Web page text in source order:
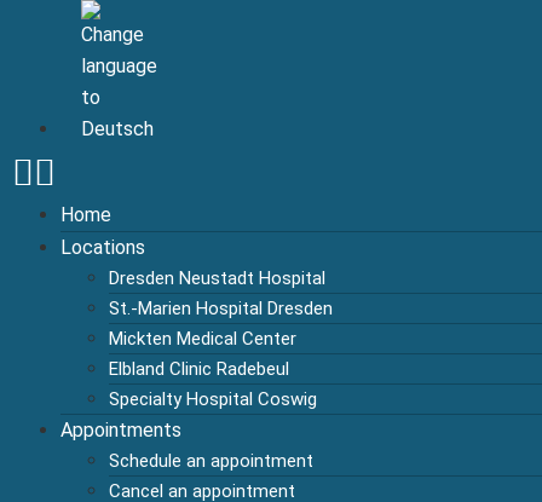
Home
Locations
Dresden Neustadt Hospital
St.-Marien Hospital Dresden
Mickten Medical Center
Elbland Clinic Radebeul
Specialty Hospital Coswig
Appointments
Schedule an appointment
Cancel an appointment